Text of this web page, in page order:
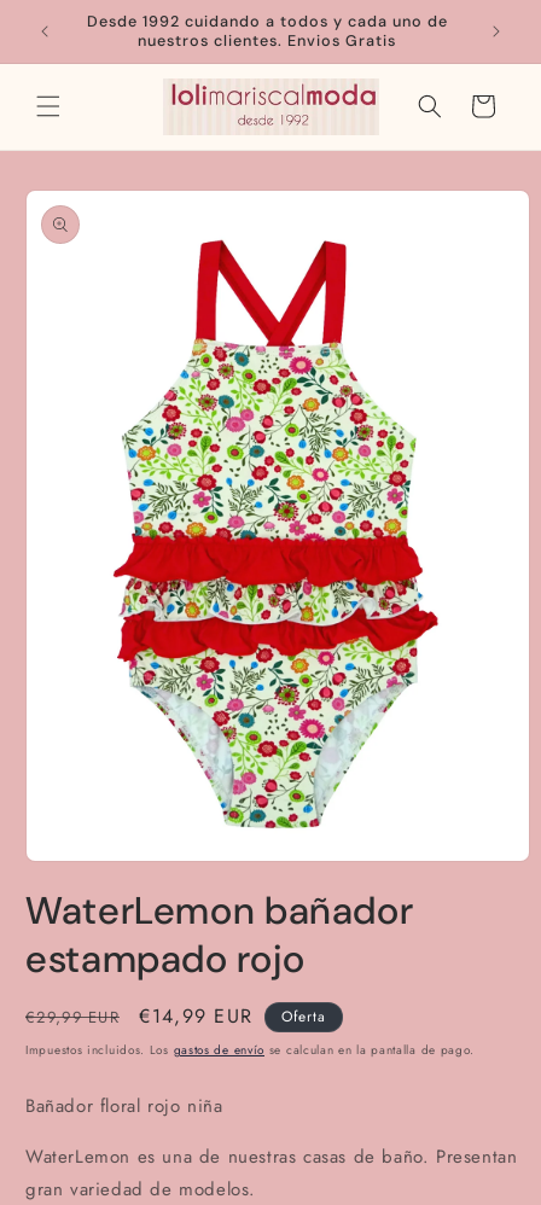
directamenteDesde 1992 cuidando a todos y cada uno de
nuestros clientes. Envios Gratis
Carrito
directamente
a la
información
multimedia
1
una
ventana
WaterLemon bañador
estampado rojo
Precio
habitual
€29,99 EUR
Precio
de
€14,99 EUR Oferta
Impuestos incluidos. Los gastos de envío se calculan en la pantalla de pago.
Bañador floral rojo niña
WaterLemon es una de nuestras casas de baño. Presentan
gran variedad de modelos.